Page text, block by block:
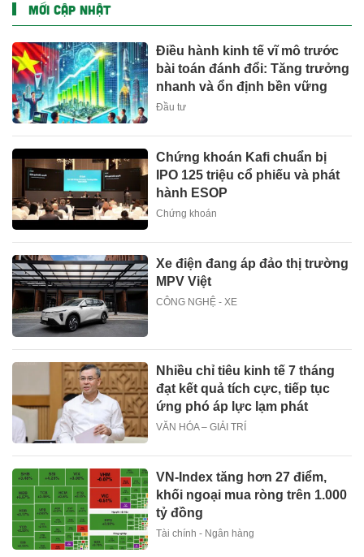
MỚI CẬP NHẬT
Điều hành kinh tế vĩ mô trước
bài toán đánh đổi: Tăng trưởng
nhanh và ổn định bền vững
Đầu tư
Chứng khoán Kafi chuẩn bị
IPO 125 triệu cổ phiếu và phát
hành ESOP
Chứng khoán
Xe điện đang áp đảo thị trường
MPV Việt
CÔNG NGHỆ - XE
Nhiều chỉ tiêu kinh tế 7 tháng
đạt kết quả tích cực, tiếp tục
ứng phó áp lực lạm phát
VĂN HÓA – GIẢI TRÍ
VN-Index tăng hơn 27 điểm,
khối ngoại mua ròng trên 1.000
tỷ đồng
Tài chính - Ngân hàng